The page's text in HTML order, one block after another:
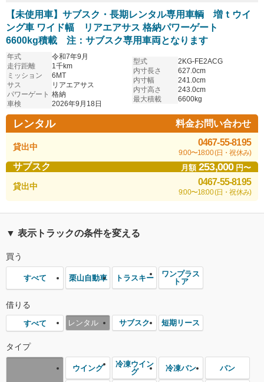
【未使用車】サブスク・長期レンタル専用車輌 増ｔウイ
ング車 ワイド幅 リアエアサス 格納パワーゲート
6600kg積載 注：サブスク専用車両となります
年式
令和7年9月
走行距離
1千km
ミッション
6MT
サス
リアエアサス
パワーゲート 格納
車検
2026年9月18日
型式
2KG-FE2ACG
内寸長さ
627.0cm
内寸幅
241.0cm
内寸高さ
243.0cm
最大積載
6600kg
レンタル 料金お問い合わせ
貸出中 0467-55-8195
9:00〜18:00 (日・祝休み)
サブスク 月額253,000円〜
貸出中 0467-55-8195
9:00〜18:00 (日・祝休み)
▼ 表示トラックの条件を変える
買う
すべて 栗山自動車 トラスキー
ワンプラス
トア
借りる
すべて レンタル サブスク 短期リース
タイプ
ウイング
冷凍ウイン
グ
冷凍バン バン